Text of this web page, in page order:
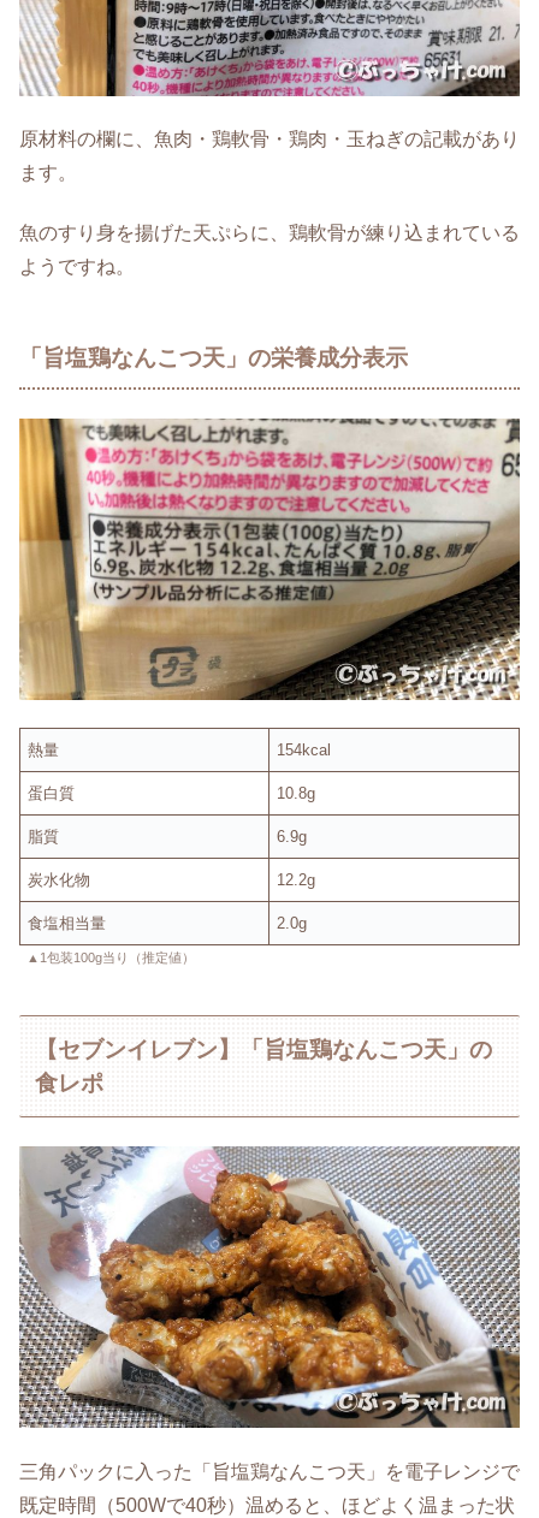
原材料の欄に、魚肉・鶏軟骨・鶏肉・玉ねぎの記載があり
ます。
魚のすり身を揚げた天ぷらに、鶏軟骨が練り込まれている
ようですね。
「旨塩鶏なんこつ天」の栄養成分表示
熱量 154kcal
蛋白質 10.8g
脂質 6.9g
炭水化物 12.2g
食塩相当量 2.0g
▲1包装100g当り（推定値）
【セブンイレブン】「旨塩鶏なんこつ天」の
食レポ
三角パックに入った「旨塩鶏なんこつ天」を電子レンジで
既定時間（500Wで40秒）温めると、ほどよく温まった状